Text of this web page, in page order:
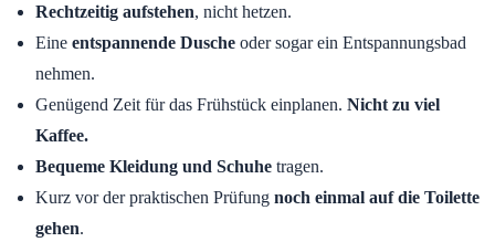
Rechtzeitig aufstehen, nicht hetzen.
Eine entspannende Dusche oder sogar ein Entspannungsbad
nehmen.
Genügend Zeit für das Frühstück einplanen. Nicht zu viel
Kaffee.
Bequeme Kleidung und Schuhe tragen.
Kurz vor der praktischen Prüfung noch einmal auf die Toilette
gehen.